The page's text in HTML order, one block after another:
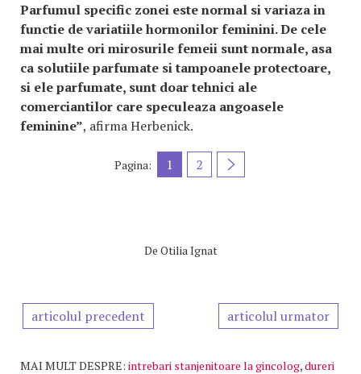
Parfumul specific zonei este normal si variaza in
functie de variatiile hormonilor feminini. De cele
mai multe ori mirosurile femeii sunt normale, asa
ca solutiile parfumate si tampoanele protectoare,
si ele parfumate, sunt doar tehnici ale
comerciantilor care speculeaza angoasele
feminine”, afirma Herbenick.
Pagina: 1 2
De Otilia Ignat
articolul precedent articolul urmator
MAI MULT DESPRE: intrebari stanjenitoare la gincolog,dureri